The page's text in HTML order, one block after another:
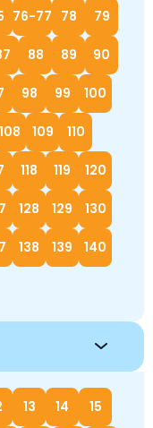
76-77 78 79
88 89 90
98 99 100
108 109 110
118 119 120
128 129 130
138 139 140
13 14 15